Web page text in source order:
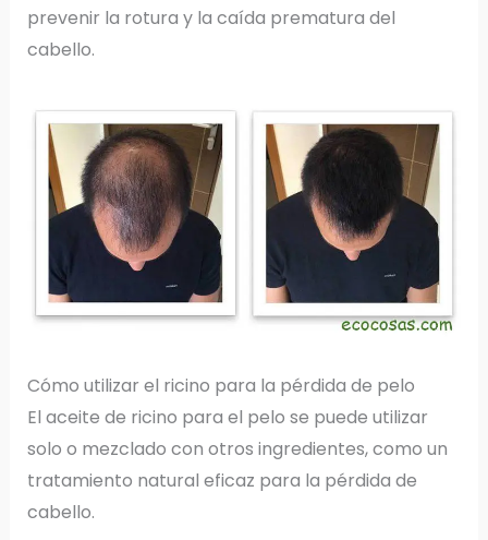
prevenir la rotura y la caída prematura del
cabello.
Cómo utilizar el ricino para la pérdida de pelo
El aceite de ricino para el pelo se puede utilizar
solo o mezclado con otros ingredientes, como un
tratamiento natural eficaz para la pérdida de
cabello.